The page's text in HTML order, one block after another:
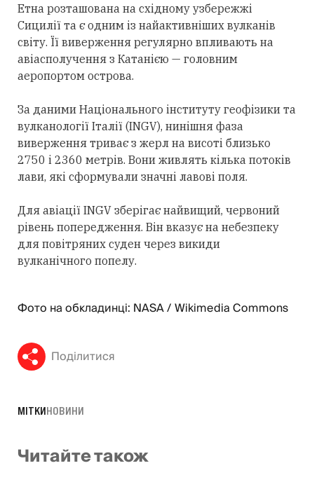
Етна розташована на східному узбережжі
Сицилії та є одним із найактивніших вулканів
світу. Її виверження регулярно впливають на
авіасполучення з Катанією — головним
аеропортом острова.
За даними Національного інституту геофізики та
вулканології Італії (INGV), нинішня фаза
виверження триває з жерл на висоті близько
2750 і 2360 метрів. Вони живлять кілька потоків
лави, які сформували значні лавові поля.
Для авіації INGV зберігає найвищий, червоний
рівень попередження. Він вказує на небезпеку
для повітряних суден через викиди
вулканічного попелу.
Фото на обкладинці: NASA / Wikimedia Commons
Поділитися
МІТКИНОВИНИ
Читайте також